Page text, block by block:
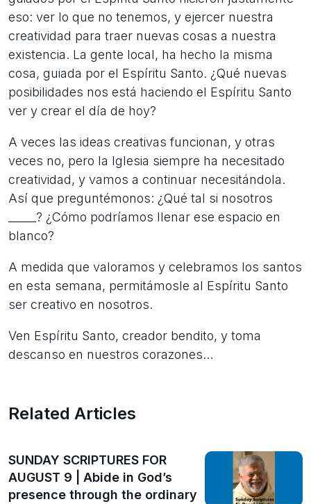
eso: ver lo que no tenemos, y ejercer nuestra
creatividad para traer nuevas cosas a nuestra
existencia. La gente local, ha hecho la misma
cosa, guiada por el Espíritu Santo. ¿Qué nuevas
posibilidades nos está haciendo el Espíritu Santo
ver y crear el día de hoy?
A veces las ideas creativas funcionan, y otras
veces no, pero la Iglesia siempre ha necesitado
creatividad, y vamos a continuar necesitándola.
Así que preguntémonos: ¿Qué tal si nosotros
_____? ¿Cómo podríamos llenar ese espacio en
blanco?
A medida que valoramos y celebramos los santos
en esta semana, permitámosle al Espíritu Santo
ser creativo en nosotros.
Ven Espíritu Santo, creador bendito, y toma
descanso en nuestros corazones…
Related Articles
SUNDAY SCRIPTURES FOR
AUGUST 9 | Abide in God’s
presence through the ordinary